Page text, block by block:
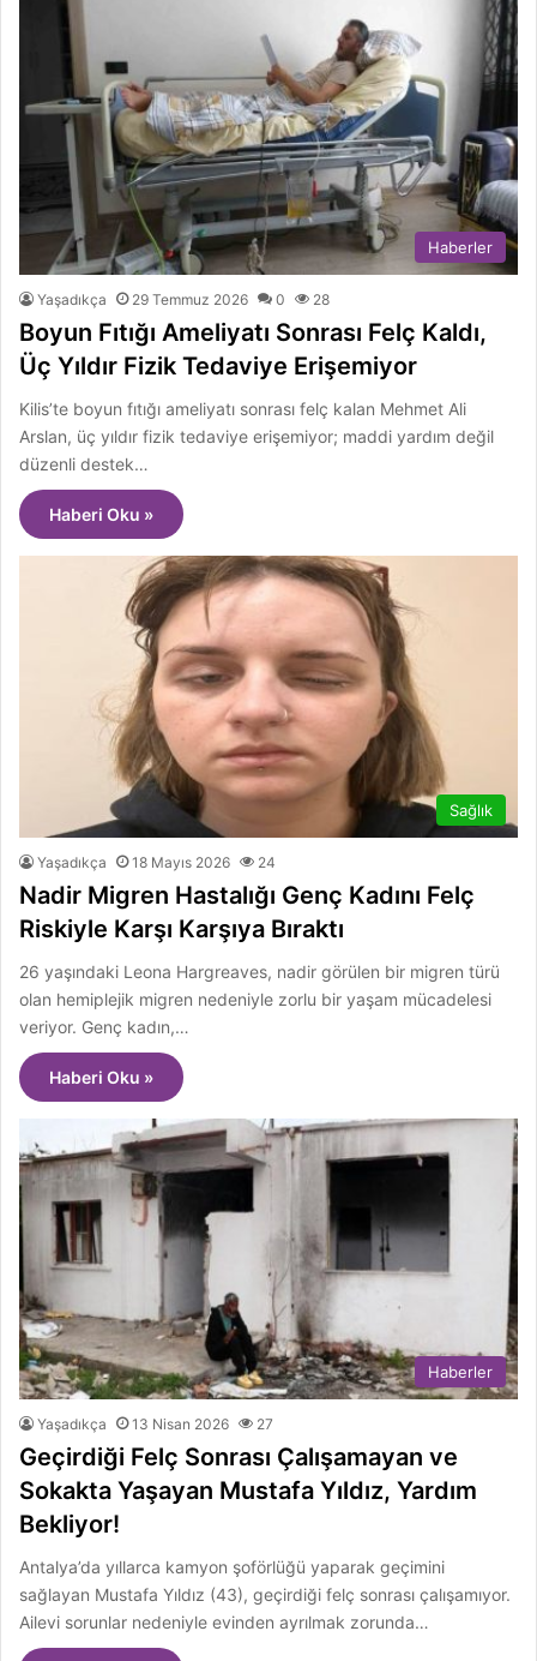
Haberler
Yaşadıkça 29 Temmuz 2026 0 28
Boyun Fıtığı Ameliyatı Sonrası Felç Kaldı,
Üç Yıldır Fizik Tedaviye Erişemiyor
Kilis’te boyun fıtığı ameliyatı sonrası felç kalan Mehmet Ali
Arslan, üç yıldır fizik tedaviye erişemiyor; maddi yardım değil
düzenli destek…
Haberi Oku »
Sağlık
Yaşadıkça 18 Mayıs 2026 24
Nadir Migren Hastalığı Genç Kadını Felç
Riskiyle Karşı Karşıya Bıraktı
26 yaşındaki Leona Hargreaves, nadir görülen bir migren türü
olan hemiplejik migren nedeniyle zorlu bir yaşam mücadelesi
veriyor. Genç kadın,…
Haberi Oku »
Haberler
Yaşadıkça 13 Nisan 2026 27
Geçirdiği Felç Sonrası Çalışamayan ve
Sokakta Yaşayan Mustafa Yıldız, Yardım
Bekliyor!
Antalya’da yıllarca kamyon şoförlüğü yaparak geçimini
sağlayan Mustafa Yıldız (43), geçirdiği felç sonrası çalışamıyor.
Ailevi sorunlar nedeniyle evinden ayrılmak zorunda…